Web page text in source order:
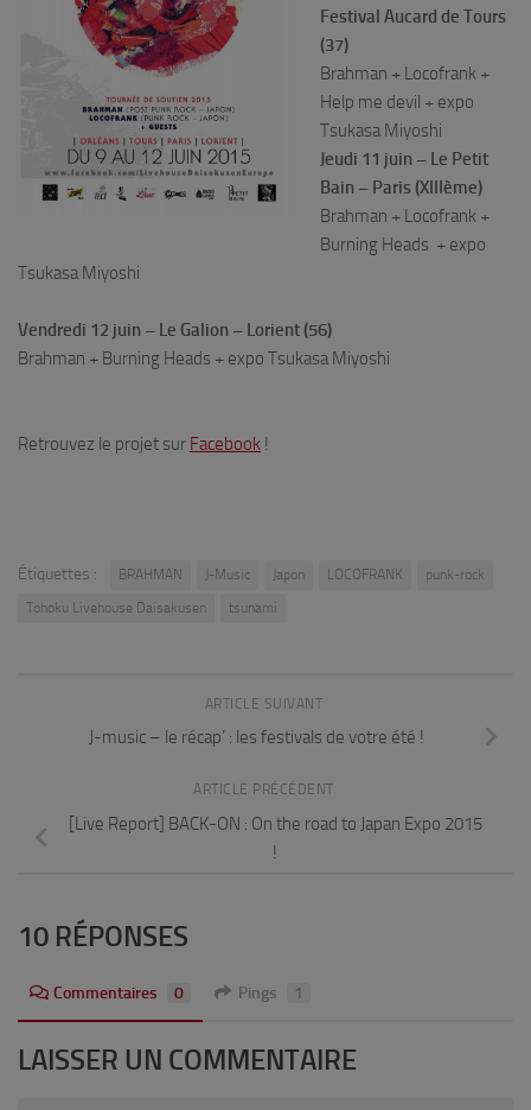
Festival Aucard de Tours
(37)
Brahman + Locofrank +
Help me devil + expo
Tsukasa Miyoshi
Jeudi 11 juin – Le Petit
Bain – Paris (XIIIème)
Brahman + Locofrank +
Burning Heads + expo
Tsukasa Miyoshi
Vendredi 12 juin – Le Galion – Lorient (56)
Brahman + Burning Heads + expo Tsukasa Miyoshi
Retrouvez le projet sur Facebook !
Étiquettes : BRAHMAN J-Music Japon LOCOFRANK
punk-rock
Tohoku Livehouse Daisakusen
tsunami
ARTICLE SUIVANT
J-music – le récap’ : les festivals de votre été !
ARTICLE PRÉCÉDENT
[Live Report] BACK-ON : On the road to Japan Expo 2015
!
10 RÉPONSES
Commentaires 0 Pings 1
LAISSER UN COMMENTAIRE